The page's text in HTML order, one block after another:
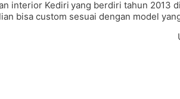
interior Kediri yang berdiri tahun 2013
bisa custom sesuai dengan model